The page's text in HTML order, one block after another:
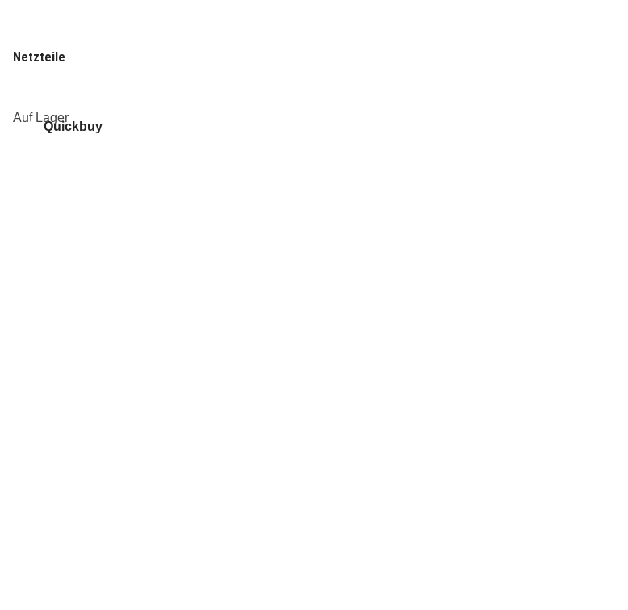
Netzteile
Quickbuy
Auf Lager